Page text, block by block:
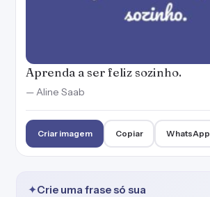
Aprenda a ser feliz sozinho.
— Aline Saab
Criar imagem Copiar WhatsApp
✦Crie uma frase só sua